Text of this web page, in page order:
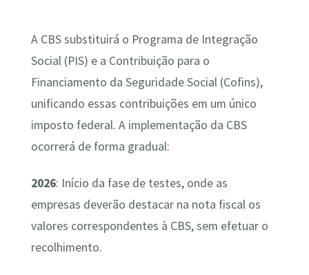
A CBS substituirá o Programa de Integração
Social (PIS) e a Contribuição para o
Financiamento da Seguridade Social (Cofins),
unificando essas contribuições em um único
imposto federal. A implementação da CBS
ocorrerá de forma gradual:
2026: Início da fase de testes, onde as
empresas deverão destacar na nota fiscal os
valores correspondentes à CBS, sem efetuar o
recolhimento.